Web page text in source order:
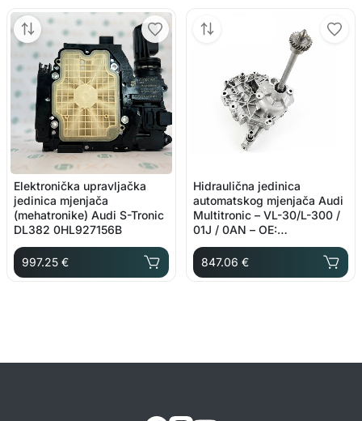
Elektronička upravljačka
jedinica mjenjača
(mehatronike) Audi S-Tronic
DL382 0HL927156B
997.25 €
Hidraulična jedinica
automatskog mjenjača Audi
Multitronic – VL-30/L-300 /
01J / 0AN – OE:
01J927156CQ
847.06 €